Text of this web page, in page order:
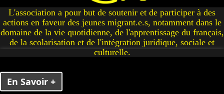
L'association a pour but de soutenir et de participer à des
actions en faveur des jeunes migrant.e.s, notamment dans le
domaine de la vie quotidienne, de l'apprentissage du français,
de la scolarisation et de l'intégration juridique, sociale et
culturelle.
En Savoir +